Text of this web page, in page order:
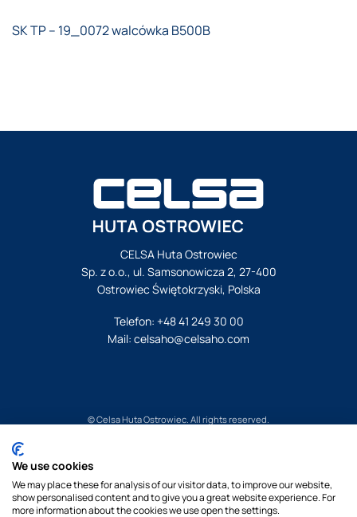
SK TP – 19_0072 walcówka B500B
CELSA Huta Ostrowiec
Sp. z o.o., ul. Samsonowicza 2, 27-400
Ostrowiec Świętokrzyski, Polska
Telefon: +48 41 249 30 00
Mail: celsaho@celsaho.com
© Celsa Huta Ostrowiec. All rights reserved.
Polityka cookies
By Pukkas
We use cookies
We may place these for analysis of our visitor data, to improve our website,
show personalised content and to give you a great website experience. For
more information about the cookies we use open the settings.